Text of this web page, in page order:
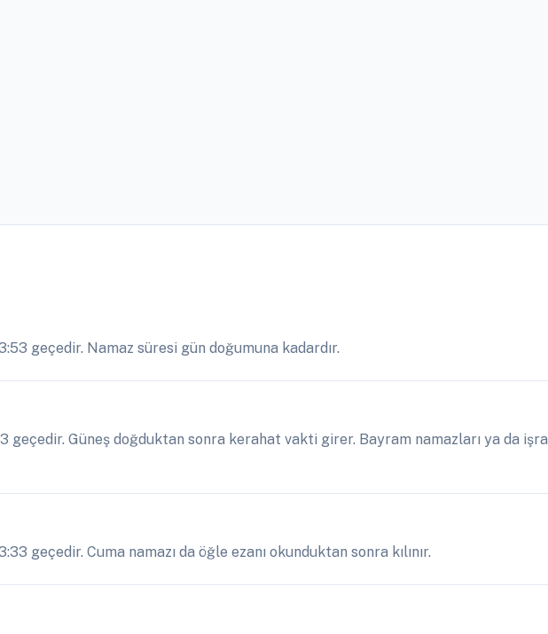
geçedir. Namaz süresi gün doğumuna kadardır.
geçedir. Güneş doğduktan sonra kerahat vakti girer. Bayram namazları ya da
geçedir. Cuma namazı da öğle ezanı okunduktan sonra kılınır.